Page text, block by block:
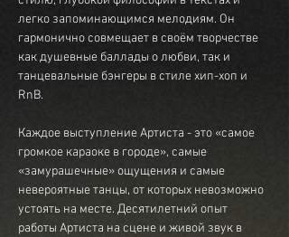
легко запоминающимся мелодиям. Он
гармонично совмещает в своём творчестве
как душевные баллады о любви, так и
танцевальные бэнгеры в стиле хип-хоп и
RnB.
Каждое выступление Артиста - это «самое
громкое караоке в городе», самые
«замурашечные» ощущения и самые
невероятные танцы, от которых невозможно
устоять на месте. Десятилетний опыт
работы Артиста на сцене и живой звук в